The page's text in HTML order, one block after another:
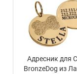
Адресник для
BronzeDog из